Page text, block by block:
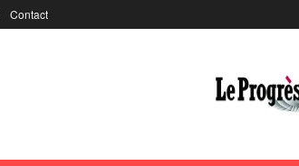
Contact